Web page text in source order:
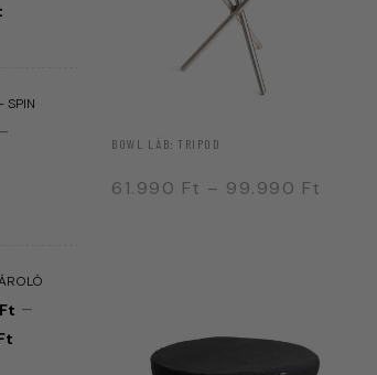
SPIN
Ft –
BOWL LÁB: TRIPOD
61.990 Ft – 99.990 Ft